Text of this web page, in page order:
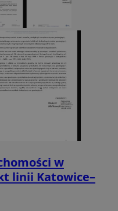
w
linii Katowice–